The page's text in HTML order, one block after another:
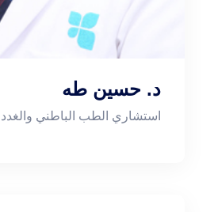
د. حسين طه
استشاري الطب الباطني